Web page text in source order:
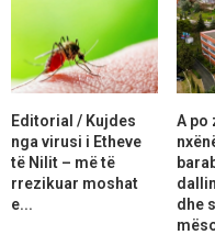
Editorial / Kujdes
nga virusi i Etheve
të Nilit – më të
rrezikuar moshat
e...
A po
dhe